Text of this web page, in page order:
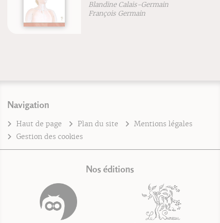
Blandine Calais-Germain
François Germain
Navigation
Haut de page Plan du site
Mentions légales
Gestion des cookies
Nos éditions